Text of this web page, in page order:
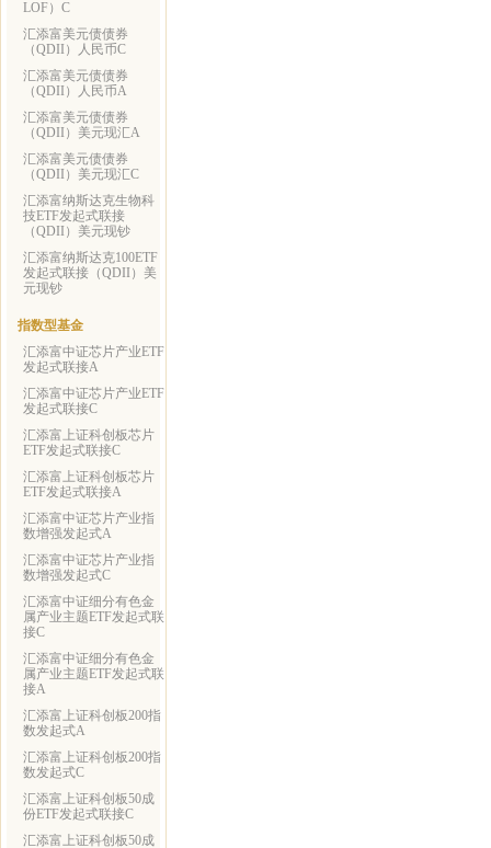
LOF）C
汇添富美元债债券
（QDII）人民币C
汇添富美元债债券
（QDII）人民币A
汇添富美元债债券
（QDII）美元现汇A
汇添富美元债债券
（QDII）美元现汇C
汇添富纳斯达克生物科
技ETF发起式联接
（QDII）美元现钞
汇添富纳斯达克100ETF
发起式联接（QDII）美
元现钞
指数型基金
汇添富中证芯片产业ETF
发起式联接A
汇添富中证芯片产业ETF
发起式联接C
汇添富上证科创板芯片
ETF发起式联接C
汇添富上证科创板芯片
ETF发起式联接A
汇添富中证芯片产业指
数增强发起式A
汇添富中证芯片产业指
数增强发起式C
汇添富中证细分有色金
属产业主题ETF发起式联
接C
汇添富中证细分有色金
属产业主题ETF发起式联
接A
汇添富上证科创板200指
数发起式A
汇添富上证科创板200指
数发起式C
汇添富上证科创板50成
份ETF发起式联接C
汇添富上证科创板50成